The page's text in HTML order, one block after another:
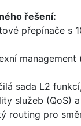
řešení:
s
L2 funkcí,
služeb (QoS)
pro